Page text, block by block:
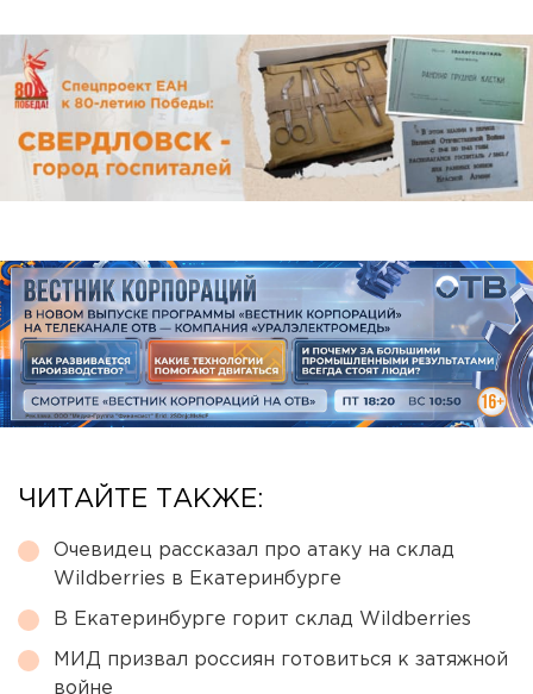
ЧИТАЙТЕ ТАКЖЕ:
Очевидец рассказал про атаку на склад
Wildberries в Екатеринбурге
В Екатеринбурге горит склад Wildberries
МИД призвал россиян готовиться к затяжной
войне